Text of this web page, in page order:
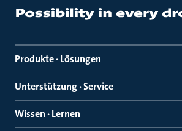
Produkte · Lösungen
Unterstützung · Service
Wissen · Lernen